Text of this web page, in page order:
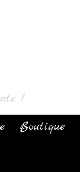
!
Boutique